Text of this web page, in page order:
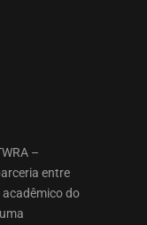
–
entre
do